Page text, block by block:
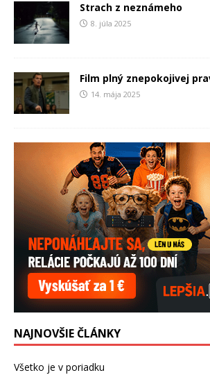
Strach z neznámeho
8. júla 2025
Film plný znepokojivej
14. mája 2025
NAJNOVŠIE ČLÁNKY
Všetko je v poriadku